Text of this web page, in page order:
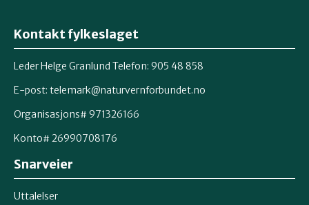
Kontakt fylkeslaget
Leder Helge Granlund Telefon: 905 48 858
E-post: telemark@naturvernforbundet.no
Organisasjons# 971326166
Konto# 26990708176
Snarveier
Uttalelser